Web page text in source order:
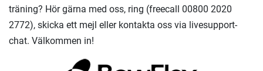
träning? Hör gärna med oss, ring (freecall 00800 2020
2772), skicka ett mejl eller kontakta oss via livesupport-
chat. Välkommen in!